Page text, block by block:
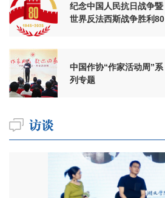
纪念中国人民抗日战争暨
世界反法西斯战争胜利80
中国作协“作家活动周”系
列专题